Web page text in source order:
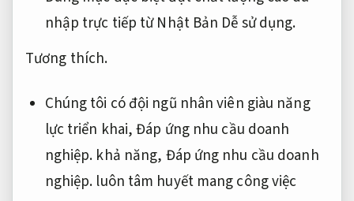
nhập trực tiếp từ Nhật Bản Dễ sử dụng.
Tương thích.
Chúng tôi có đội ngũ nhân viên giàu năng
lực triển khai,Đáp ứng nhu cầu doanh
nghiệp. khả năng, Đáp ứng nhu cầu doanh
nghiệp. luôn tâm huyết mang công việc